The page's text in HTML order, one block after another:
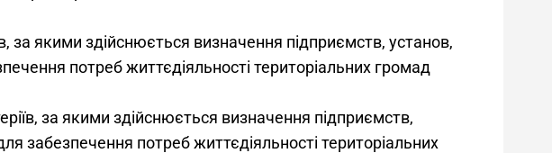
за якими здійснюється визначення підприємств, установ,
потреб життєдіяльності територіальних громад
за якими здійснюється визначення підприємств,
забезпечення потреб життєдіяльності територіальних